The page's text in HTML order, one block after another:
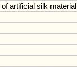
of artificial silk material